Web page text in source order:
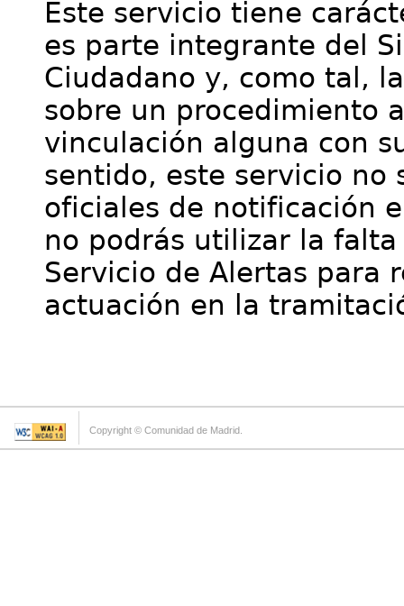
Este servicio tiene
es parte integrante del
Ciudadano y, como tal,
sobre un procedimiento
vinculación alguna con
sentido, este servicio no
oficiales de notificación
no podrás utilizar la
Servicio de Alertas para
actuación en la
Copyright © Comunidad de Madrid.